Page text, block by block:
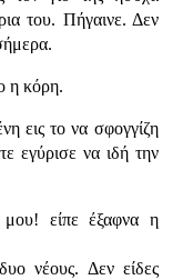
του. Πήγαινε. Δεν
η κόρη.
εις το να σφογγίζη
εγύρισε να ιδή την
είπε έξαφνα η
νέους. Δεν είδες